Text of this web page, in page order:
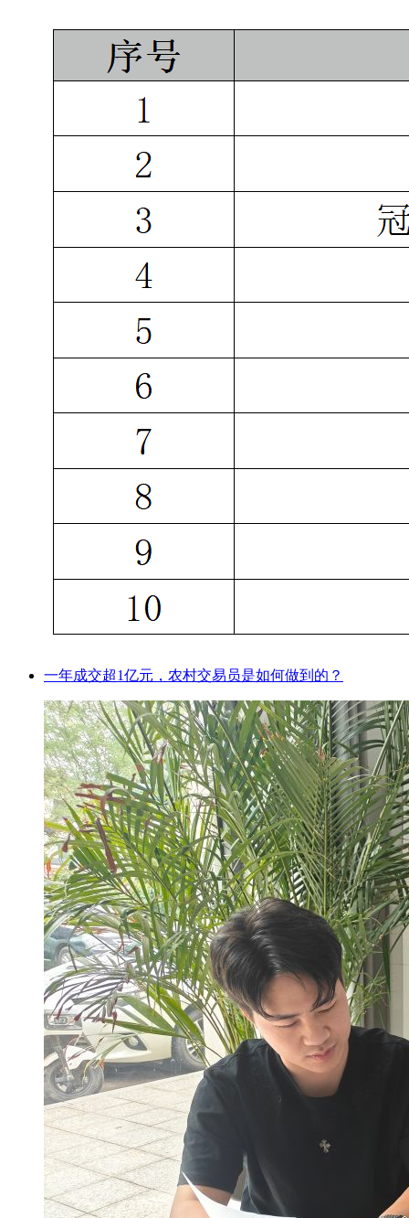
一年成交超1亿元，农村交易员是如何做到的？